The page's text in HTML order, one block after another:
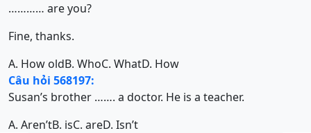
………… are you?
Fine, thanks.
A. How oldB. WhoC. WhatD. How
Câu hỏi 568197:
Susan’s brother ……. a doctor. He is a teacher.
A. Aren’tB. isC. areD. Isn’t